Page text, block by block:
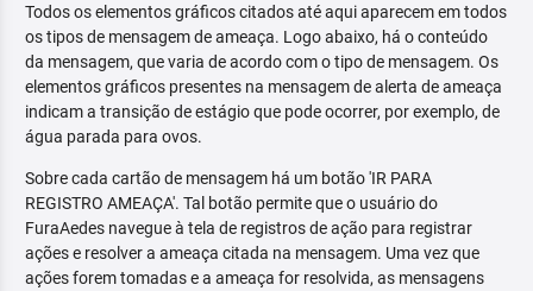
Todos os elementos gráficos citados até aqui aparecem em todos
os tipos de mensagem de ameaça. Logo abaixo, há o conteúdo
da mensagem, que varia de acordo com o tipo de mensagem. Os
elementos gráficos presentes na mensagem de alerta de ameaça
indicam a transição de estágio que pode ocorrer, por exemplo, de
água parada para ovos.
Sobre cada cartão de mensagem há um botão 'IR PARA
REGISTRO AMEAÇA'. Tal botão permite que o usuário do
FuraAedes navegue à tela de registros de ação para registrar
ações e resolver a ameaça citada na mensagem. Uma vez que
ações forem tomadas e a ameaça for resolvida, as mensagens